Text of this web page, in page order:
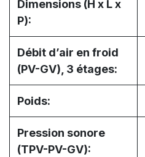
Dimensions (H x L x
P):
Débit d’air en froid
(PV-GV), 3 étages:
Poids:
Pression sonore
(TPV-PV-GV):